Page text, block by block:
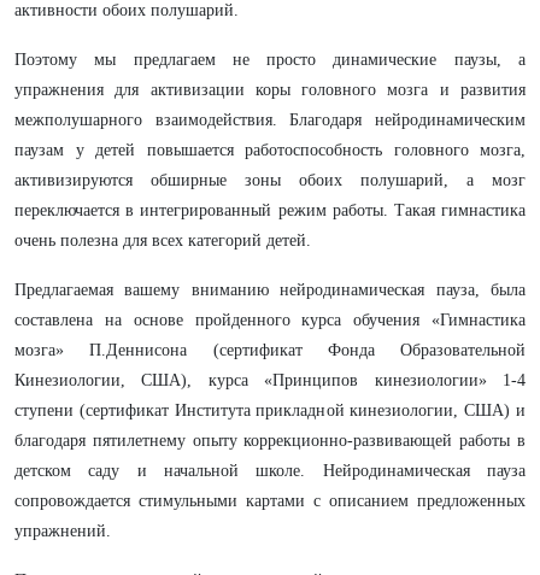
активности обоих полушарий.
Поэтому мы предлагаем не просто динамические паузы, а
упражнения для активизации коры головного мозга и развития
межполушарного взаимодействия. Благодаря нейродинамическим
паузам у детей повышается работоспособность головного мозга,
активизируются обширные зоны обоих полушарий, а мозг
переключается в интегрированный режим работы. Такая гимнастика
очень полезна для всех категорий детей.
Предлагаемая вашему вниманию нейродинамическая пауза, была
составлена на основе пройденного курса обучения «Гимнастика
мозга» П.Деннисона (сертификат Фонда Образовательной
Кинезиологии, США), курса «Принципов кинезиологии» 1-4
ступени (сертификат Института прикладной кинезиологии, США) и
благодаря пятилетнему опыту коррекционно-развивающей работы в
детском саду и начальной школе. Нейродинамическая пауза
сопровождается стимульными картами с описанием предложенных
упражнений.